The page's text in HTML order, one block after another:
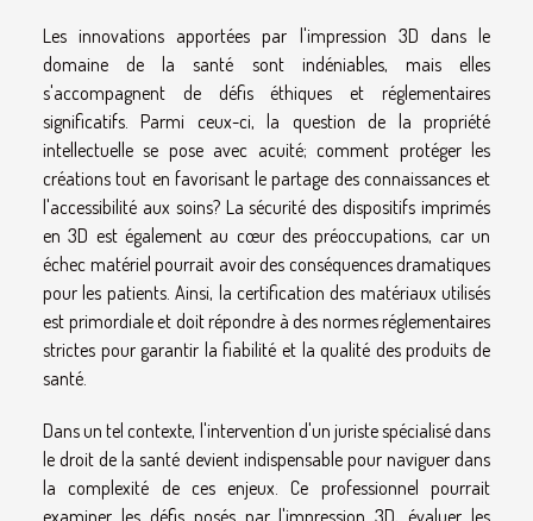
Les innovations apportées par l'impression 3D dans le
domaine de la santé sont indéniables, mais elles
s'accompagnent de défis éthiques et réglementaires
significatifs. Parmi ceux-ci, la question de la propriété
intellectuelle se pose avec acuité; comment protéger les
créations tout en favorisant le partage des connaissances et
l'accessibilité aux soins? La sécurité des dispositifs imprimés
en 3D est également au cœur des préoccupations, car un
échec matériel pourrait avoir des conséquences dramatiques
pour les patients. Ainsi, la certification des matériaux utilisés
est primordiale et doit répondre à des normes réglementaires
strictes pour garantir la fiabilité et la qualité des produits de
santé.
Dans un tel contexte, l'intervention d'un juriste spécialisé dans
le droit de la santé devient indispensable pour naviguer dans
la complexité de ces enjeux. Ce professionnel pourrait